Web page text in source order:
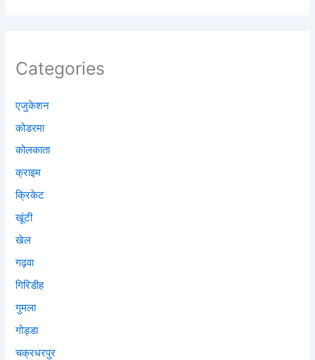
Categories
एजुकेशन
कोडरमा
कोलकाता
क्राइम
क्रिकेट
खूंटी
खेल
गढ़वा
गिरिडीह
गुमला
गोड्डा
चक्रधरपुर